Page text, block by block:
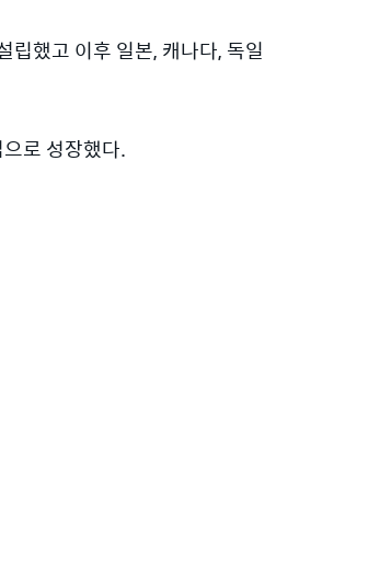
했고 이후 일본, 캐나다, 독일
로 성장했다.